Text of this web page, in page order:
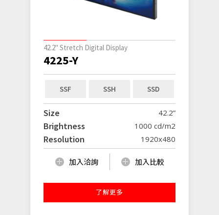
42.2" Stretch Digital Display
4225-Y
SSF SSH SSD
Size 42.2”
Brightness 1000 cd/m2
Resolution 1920x480
加入洽詢 加入比較
了解更多